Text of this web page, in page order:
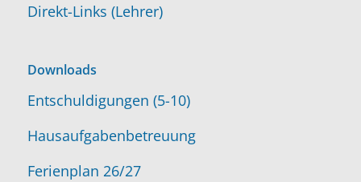
Direkt-Links (Lehrer)
Downloads
Entschuldigungen (5-10)
Hausaufgabenbetreuung
Ferienplan 26/27